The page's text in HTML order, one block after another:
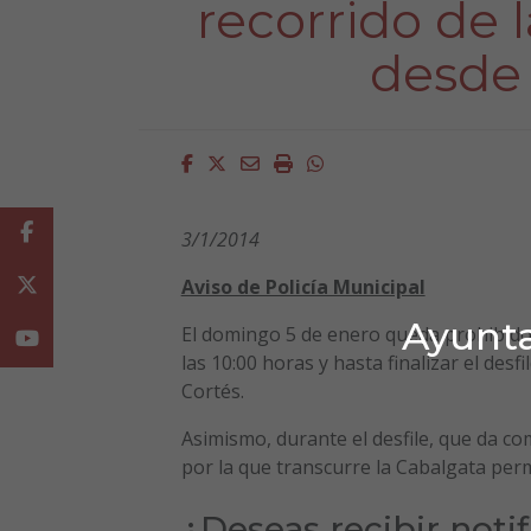
recorrido de
desde
Facebook
Twitter
EmailImprimirWhatsapp
3/1/2014
Aviso de Policía Municipal
El domingo 5 de enero queda
las 10:00 horas y hasta finalizar el
Cortés.
Asimismo, durante el desfile, que da
por la que transcurre la Cabalgata
Facebook
Youtube